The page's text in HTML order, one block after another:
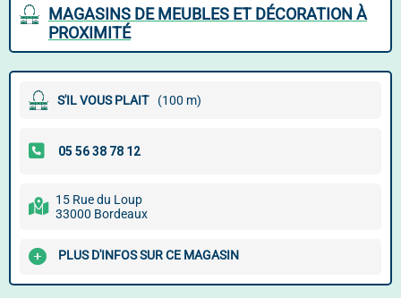
MAGASINS DE MEUBLES ET DÉCORATION À
PROXIMITÉ
S'IL VOUS PLAIT (100 m)
15 Rue du Loup
33000 Bordeaux
PLUS D'INFOS SUR CE MAGASIN